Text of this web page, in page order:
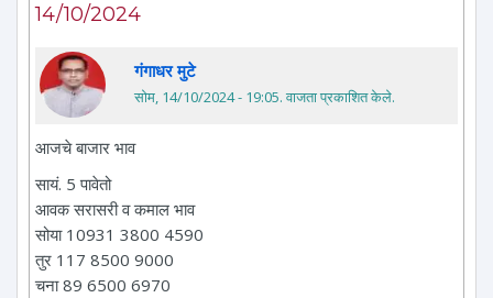
14/10/2024
गंगाधर मुटे
सोम, 14/10/2024 - 19:05. वाजता प्रकाशित केले.
आजचे बाजार भाव
सायं. 5 पावेतो
आवक सरासरी व कमाल भाव
सोया 10931 3800 4590
तुर 117 8500 9000
चना 89 6500 6970